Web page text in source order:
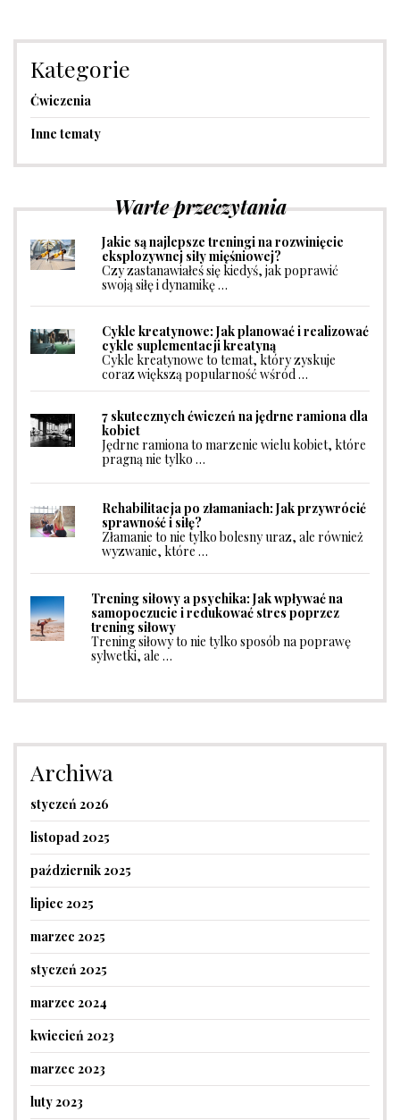
Kategorie
Ćwiczenia
Inne tematy
Warte przeczytania
Jakie są najlepsze treningi na rozwinięcie
eksplozywnej siły mięśniowej?
Czy zastanawiałeś się kiedyś, jak poprawić
swoją siłę i dynamikę …
Cykle kreatynowe: Jak planować i realizować
cykle suplementacji kreatyną
Cykle kreatynowe to temat, który zyskuje
coraz większą popularność wśród …
7 skutecznych ćwiczeń na jędrne ramiona dla
kobiet
Jędrne ramiona to marzenie wielu kobiet, które
pragną nie tylko …
Rehabilitacja po złamaniach: Jak przywrócić
sprawność i siłę?
Złamanie to nie tylko bolesny uraz, ale również
wyzwanie, które …
Trening siłowy a psychika: Jak wpływać na
samopoczucie i redukować stres poprzez
trening siłowy
Trening siłowy to nie tylko sposób na poprawę
sylwetki, ale …
Archiwa
styczeń 2026
listopad 2025
październik 2025
lipiec 2025
marzec 2025
styczeń 2025
marzec 2024
kwiecień 2023
marzec 2023
luty 2023